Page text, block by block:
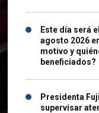
Este día será
agosto 2026
motivo y
beneficiados?
Presidenta
supervisar